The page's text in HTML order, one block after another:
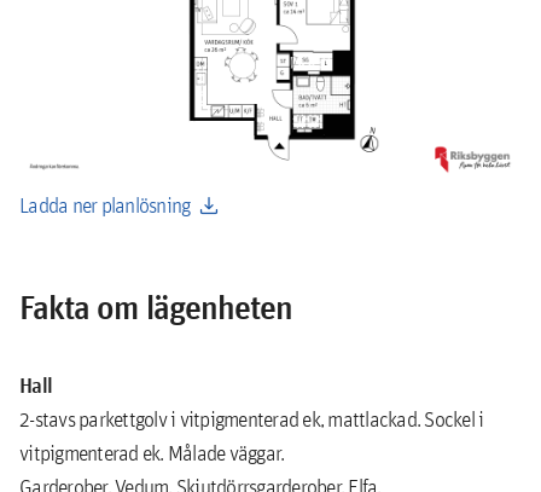
Ladda ner planlösning download
Fakta om lägenheten
Hall
2-stavs parkettgolv i vitpigmenterad ek, mattlackad. Sockel i
vitpigmenterad ek. Målade väggar.
Garderober, Vedum. Skjutdörrsgarderober, Elfa.